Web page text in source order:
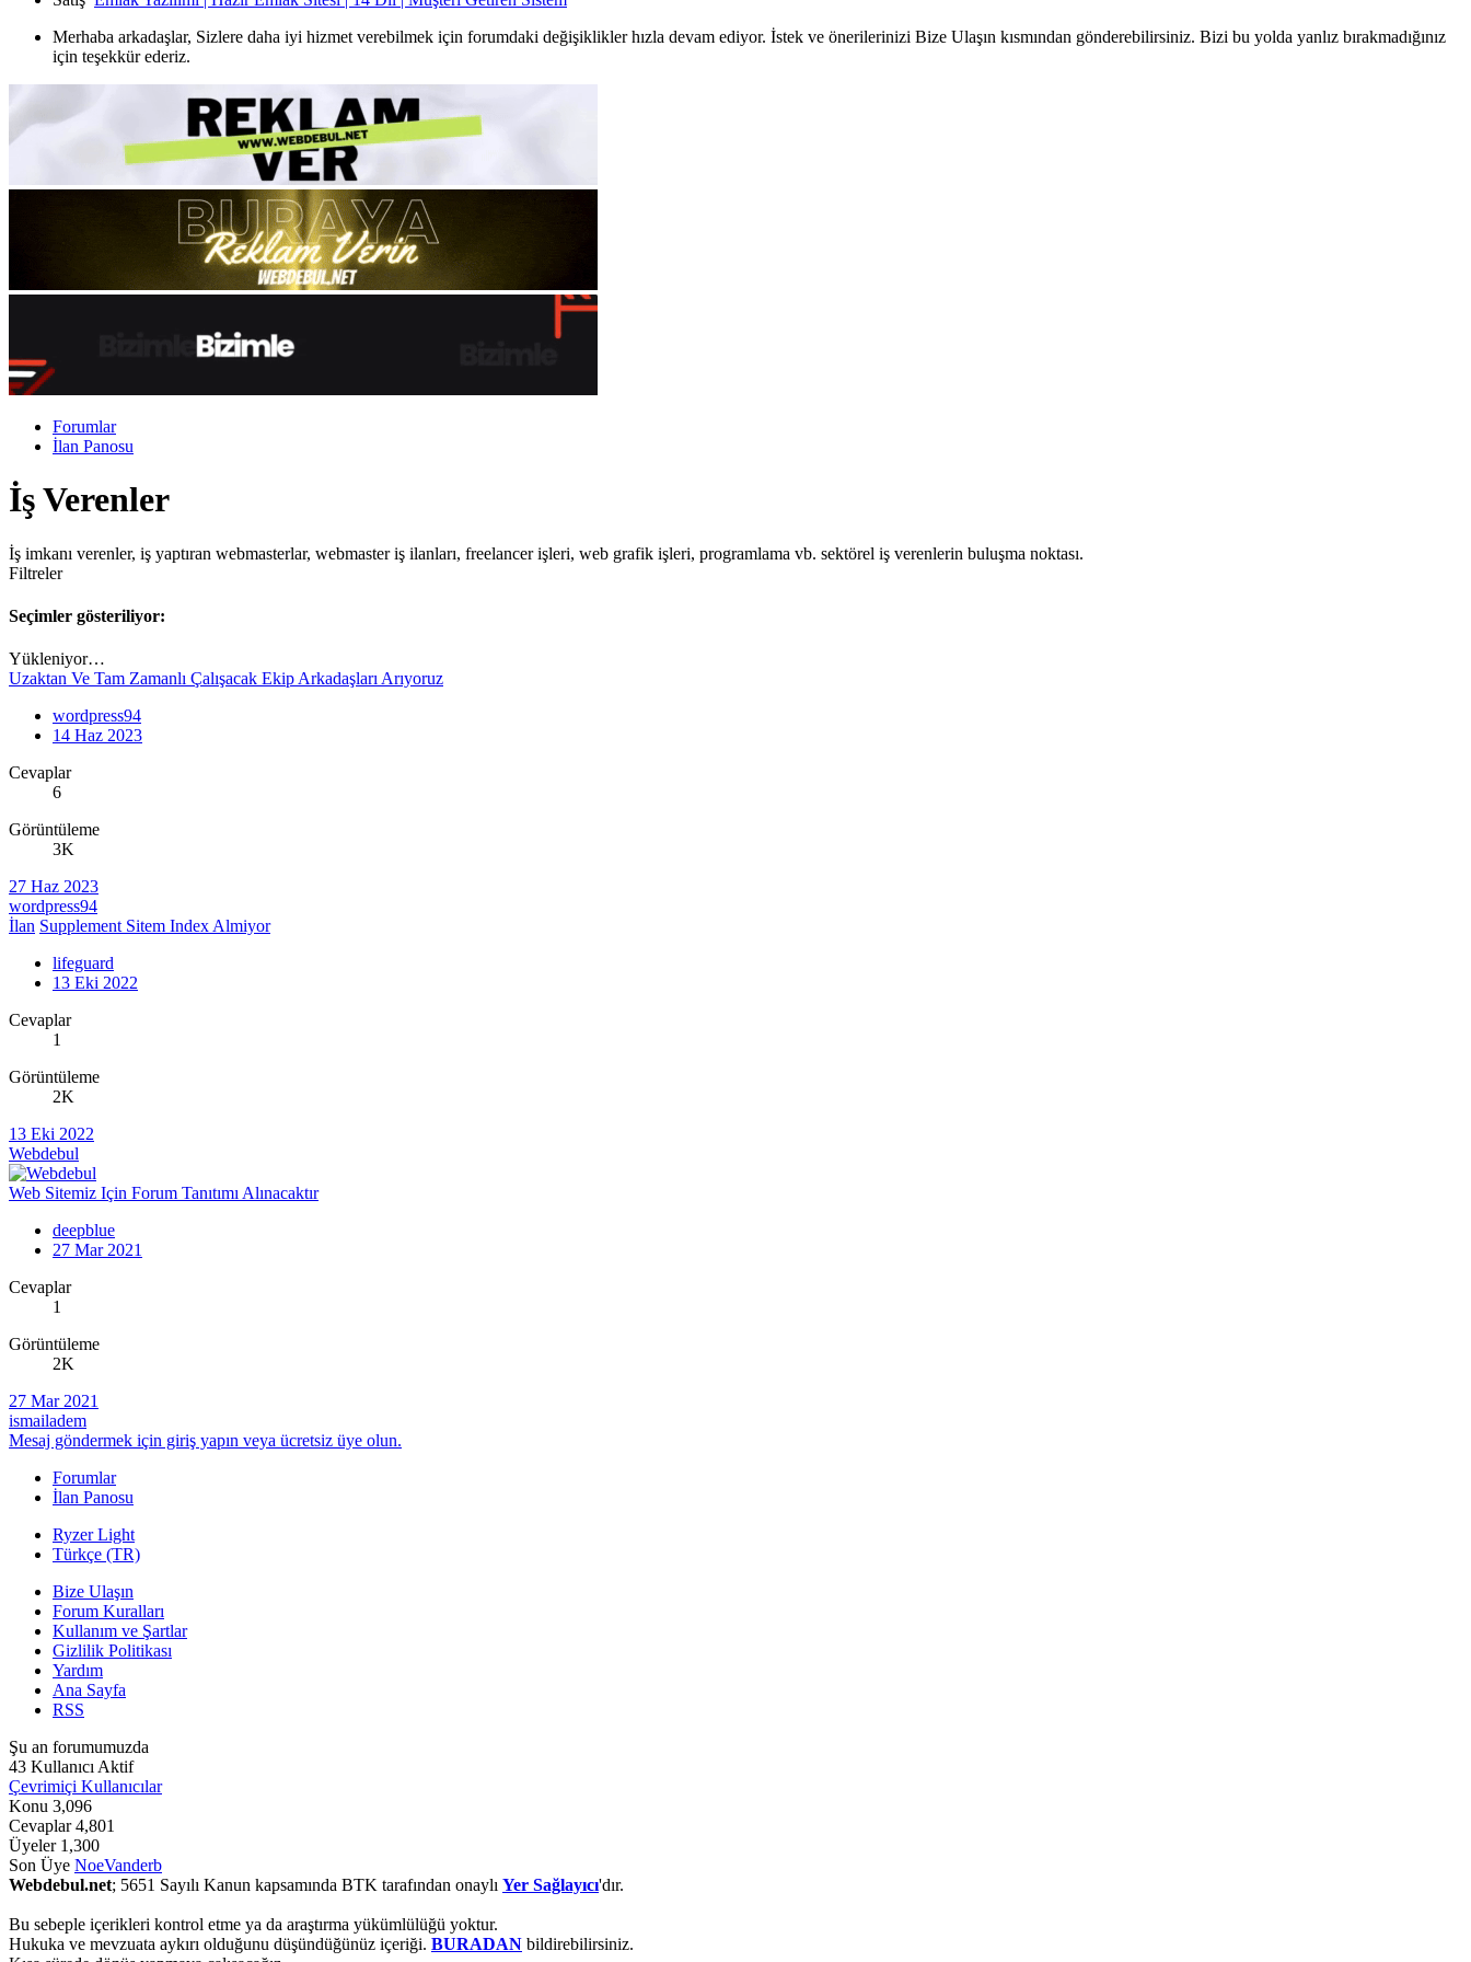
Merhaba arkadaşlar, Sizlere daha iyi hizmet verebilmek için forumdaki değişiklikler hızla devam ediyor. İstek ve önerilerinizi Bize Ulaşın kısmından gönderebilirsiniz. Bizi bu yolda yanlız bırakmadığınız
için teşekkür ederiz.
Forumlar
İlan Panosu
İş Verenler
İş imkanı verenler, iş yaptıran webmasterlar, webmaster iş ilanları, freelancer işleri, web grafik işleri, programlama vb. sektörel iş verenlerin buluşma noktası.
Filtreler
Seçimler gösteriliyor:
Yükleniyor…
Uzaktan Ve Tam Zamanlı Çalışacak Ekip Arkadaşları Arıyoruz
wordpress94
14 Haz 2023
Cevaplar
6
Görüntüleme
3K
27 Haz 2023
wordpress94
İlan Supplement Sitem Index Almiyor
lifeguard
13 Eki 2022
Cevaplar
1
Görüntüleme
2K
13 Eki 2022
Webdebul
Web Sitemiz Için Forum Tanıtımı Alınacaktır
deepblue
27 Mar 2021
Cevaplar
1
Görüntüleme
2K
27 Mar 2021
ismailadem
Mesaj göndermek için giriş yapın veya ücretsiz üye olun.
Forumlar
İlan Panosu
Ryzer Light
Türkçe (TR)
Bize Ulaşın
Forum Kuralları
Kullanım ve Şartlar
Gizlilik Politikası
Yardım
Ana Sayfa
RSS
Şu an forumumuzda
43 Kullanıcı Aktif
Çevrimiçi Kullanıcılar
Konu 3,096
Cevaplar4,801
Üyeler 1,300
Son Üye NoeVanderb
Webdebul.net; 5651 Sayılı Kanun kapsamında BTK tarafından onaylı Yer Sağlayıcı'dır.
Bu sebeple içerikleri kontrol etme ya da araştırma yükümlülüğü yoktur.
Hukuka ve mevzuata aykırı olduğunu düşündüğünüz içeriği. BURADAN bildirebilirsiniz.